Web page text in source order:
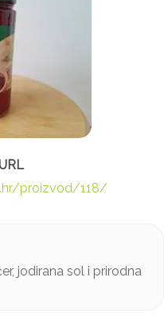
proizvod/118/
jodirana sol i prirodna